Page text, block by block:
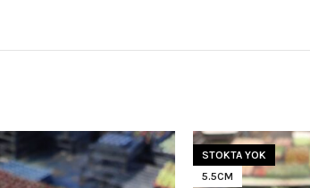
STOKTA YOK
5.5CM